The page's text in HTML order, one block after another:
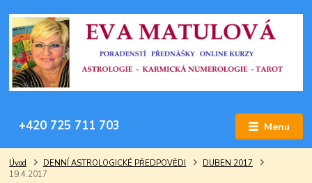
Menu
+420 725 711 703
Úvod DENNÍ ASTROLOGICKÉ PŘEDPOVĚDI
DUBEN 2017
19.4.2017